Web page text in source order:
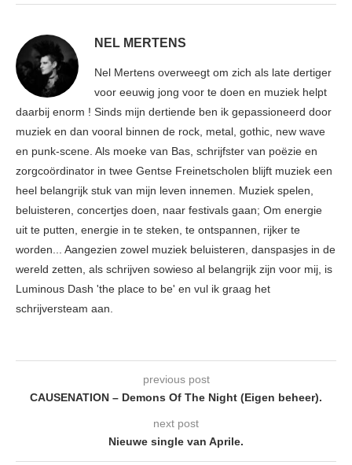
NEL MERTENS
Nel Mertens overweegt om zich als late dertiger
voor eeuwig jong voor te doen en muziek helpt
daarbij enorm ! Sinds mijn dertiende ben ik gepassioneerd door
muziek en dan vooral binnen de rock, metal, gothic, new wave
en punk-scene. Als moeke van Bas, schrijfster van poëzie en
zorgcoördinator in twee Gentse Freinetscholen blijft muziek een
heel belangrijk stuk van mijn leven innemen. Muziek spelen,
beluisteren, concertjes doen, naar festivals gaan; Om energie
uit te putten, energie in te steken, te ontspannen, rijker te
worden... Aangezien zowel muziek beluisteren, danspasjes in de
wereld zetten, als schrijven sowieso al belangrijk zijn voor mij, is
Luminous Dash 'the place to be' en vul ik graag het
schrijversteam aan.
previous post
CAUSENATION – Demons Of The Night (Eigen beheer).
next post
Nieuwe single van Aprile.